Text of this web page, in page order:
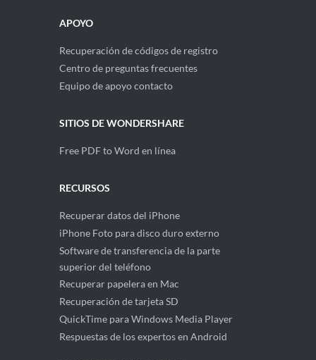
APOYO
Recuperación de códigos de registro
Centro de preguntas frecuentes
Equipo de apoyo contacto
SITIOS DE WONDERSHARE
Free PDF to Word en línea
RECURSOS
Recuperar datos del iPhone
iPhone Foto para disco duro externo
Software de transferencia de la parte
superior del teléfono
Recuperar papelera en Mac
Recuperación de tarjeta SD
QuickTime para Windows Media Player
Respuestas de los expertos en Android